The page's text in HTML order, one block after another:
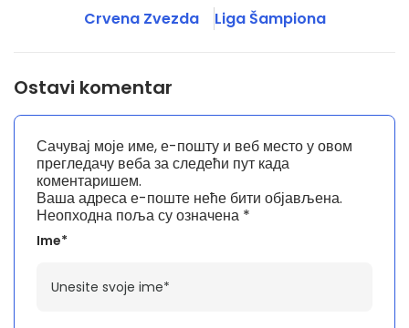
Crvena Zvezda
Liga Šampiona
Ostavi komentar
Ваша адреса е-поште неће бити објављена.
Неопходна поља су означена *
Ime*
Сачувај моје име, е-пошту и веб место у овом
прегледачу веба за следећи пут када
коментаришем.